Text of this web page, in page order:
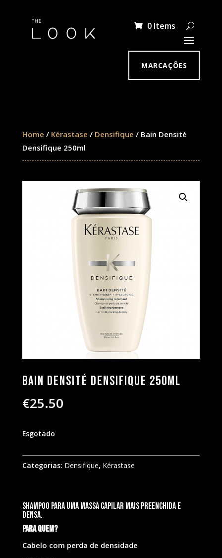
0 Items
MARCAÇÕES
Home / Kérastase / Densifique / Bain Densité
Densifique 250ml
Bain Densité Densifique 250ml
€25.50
Esgotado
Categorias: Densifique, Kérastase
Shampoo para uma massa capilar mais preenchida e
densa.
Para quem?
Cabelo com perda de densidade